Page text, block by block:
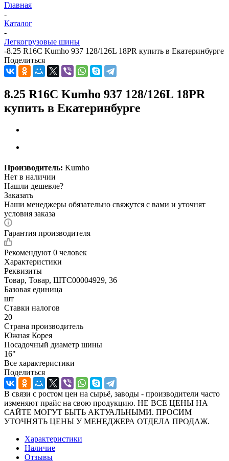
Главная
-
Каталог
-
Легкогрузовые шины
-8.25 R16С Kumho 937 128/126L 18PR купить в Екатеринбурге
Поделиться
8.25 R16С Kumho 937 128/126L 18PR
купить в Екатеринбурге
Производитель: Kumho
Нет в наличии
Нашли дешевле?
Заказать
Наши менеджеры обязательно свяжутся с вами и уточнят
условия заказа
Гарантия производителя
Рекомендуют 0 человек
Характеристики
Реквизиты
Товар, Товар, ШТС00004929, 36
Базовая единица
шт
Ставки налогов
20
Страна производитель
Южная Корея
Посадочный диаметр шины
16"
Все характеристики
Поделиться
В связи с ростом цен на сырьё, заводы - производители часто
изменяют прайс на свою продукцию. НЕ ВСЕ ЦЕНЫ НА
САЙТЕ МОГУТ БЫТЬ АКТУАЛЬНЫМИ. ПРОСИМ
УТОЧНЯТЬ ЦЕНЫ У МЕНЕДЖЕРА ОТДЕЛА ПРОДАЖ.
Характеристики
Наличие
Отзывы